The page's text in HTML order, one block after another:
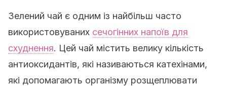
Зелений чай є одним із найбільш часто
використовуваних сечогінних напоїв для
схуднення. Цей чай містить велику кількість
антиоксидантів, які називаються катехінами,
які допомагають організму розщеплювати